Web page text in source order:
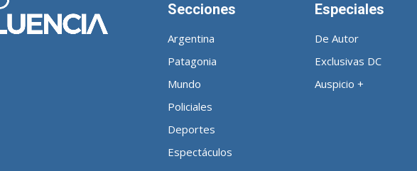
Secciones
Argentina
Patagonia
Mundo
Policiales
Deportes
Espectáculos
Especiales
De Autor
Exclusivas DC
Auspicio +